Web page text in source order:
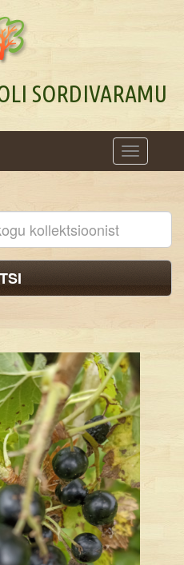
SORDIVARAMU
Toggle
navigation